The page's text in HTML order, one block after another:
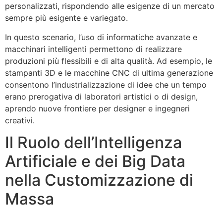
personalizzati, rispondendo alle esigenze di un mercato
sempre più esigente e variegato.
In questo scenario, l’uso di informatiche avanzate e
macchinari intelligenti permettono di realizzare
produzioni più flessibili e di alta qualità. Ad esempio, le
stampanti 3D e le macchine CNC di ultima generazione
consentono l’industrializzazione di idee che un tempo
erano prerogativa di laboratori artistici o di design,
aprendo nuove frontiere per designer e ingegneri
creativi.
Il Ruolo dell’Intelligenza
Artificiale e dei Big Data
nella Customizzazione di
Massa